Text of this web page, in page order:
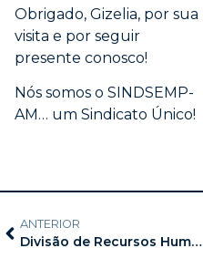
Obrigado, Gizelia, por sua
visita e por seguir
presente conosco!
Nós somos o SINDSEMP-
AM… um Sindicato Único!
ANTERIOR
Divisão de Recursos Humanos do MPAM, com o apoio do SINDSEMP-AM, realiza ação voltada à emissão das carteiras funcionais dos servidores